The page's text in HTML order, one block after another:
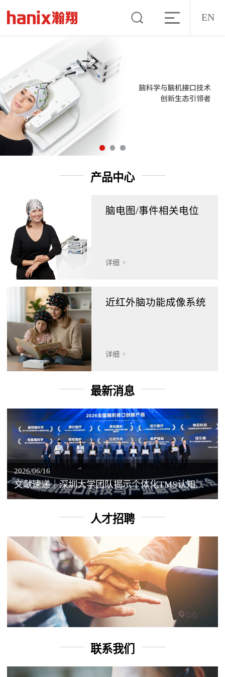
EN
产品中心
脑电图/事件相关电位
详细
近红外脑功能成像系统
详细
最新消息
2026/06/16
文献速递｜深圳大学团队揭示个体化TMS认知增强背后的神经机制
人才招聘
联系我们